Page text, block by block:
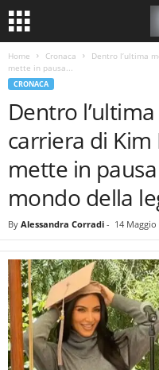
Home Cronaca
Dentro l’ultima
mette in pausa...
CRONACA
Dentro
carriera di
mette in
mondo della
By Alessandra Corradi - 14 Maggio